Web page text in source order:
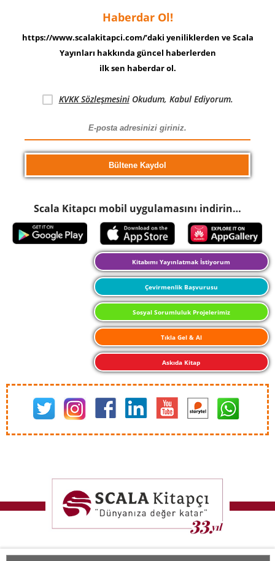
Haberdar Ol!
https://www.scalakitapci.com/’daki yeniliklerden ve Scala
Yayınları hakkında güncel haberlerden
ilk sen haberdar ol.
KVKK SözleşmesiniOkudum, Kabul Ediyorum.
Scala Kitapcı mobil uygulamasını indirin…
Kitabımı Yayınlatmak İstiyorum
Çevirmenlik Başvurusu
Sosyal Sorumluluk Projelerimiz
Tıkla Gel & Al
Askıda Kitap